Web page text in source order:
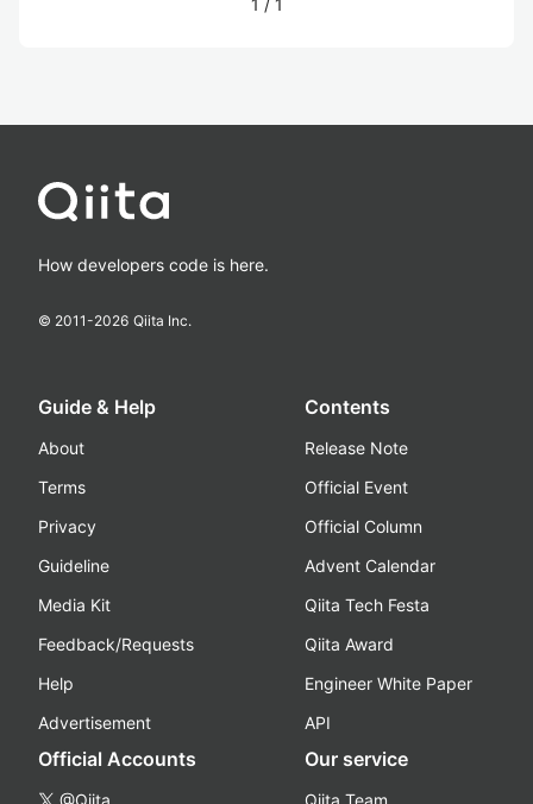
1 / 1
How developers code is here.
© 2011-2026 Qiita Inc.
Guide & Help
About
Terms
Privacy
Guideline
Media Kit
Feedback/Requests
Help
Advertisement
Contents
Release Note
Official Event
Official Column
Advent Calendar
Qiita Tech Festa
Qiita Award
Engineer White Paper
API
Official Accounts
@Qiita
Our service
Qiita Team